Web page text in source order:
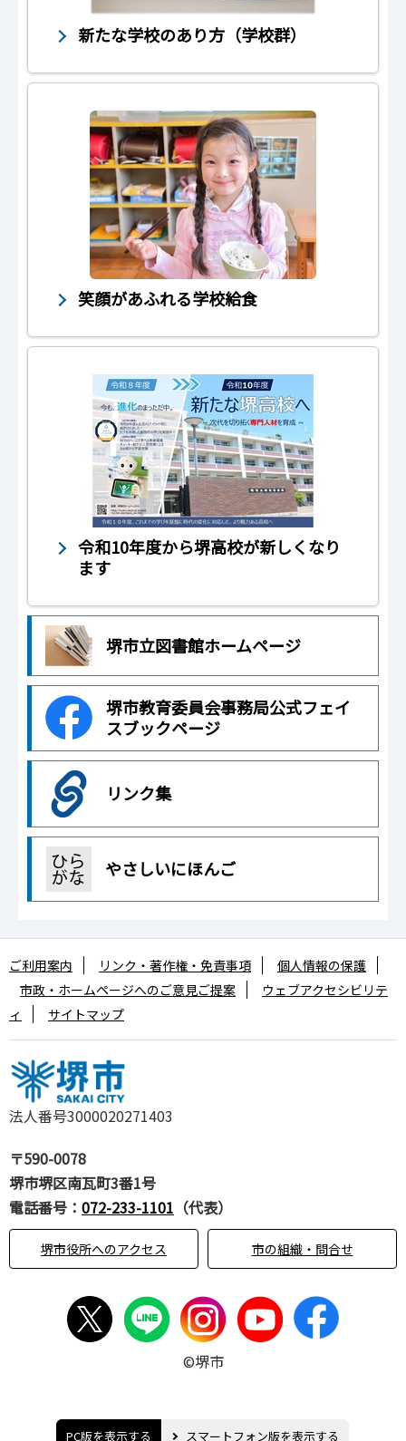
新たな学校のあり方（学校群）
笑顔があふれる学校給食
令和10年度から堺高校が新しくなり
ます
堺市立図書館ホームページ
堺市教育委員会事務局公式フェイ
スブックページ
リンク集
やさしいにほんご
法人番号3000020271403
〒590-0078
堺市堺区南瓦町3番1号
電話番号： 072-233-1101 （代表）
堺市役所へのアクセス 市の組織・問合せ
ご利用案内 リンク・著作権・免責事項
個人情報の保護
市政・ホームページへのご意見ご提案
ウェブアクセシビリテ
ィ
サイトマップ
©堺市
PC版を表示する スマートフォン版を表示する